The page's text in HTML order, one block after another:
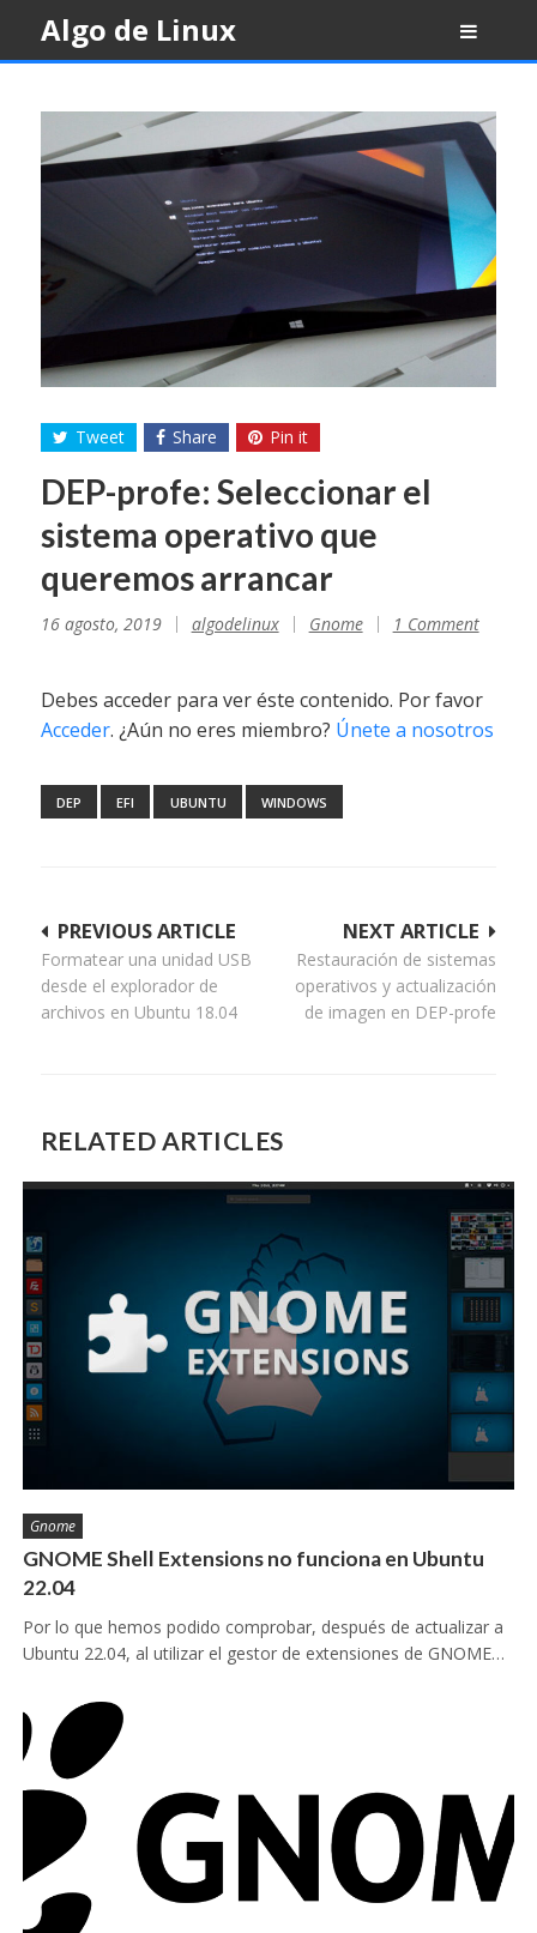
content
Algo de Linux
Tweet Share Pin it
DEP-profe: Seleccionar el
sistema operativo que
queremos arrancar
16 agosto, 2019 algodelinux Gnome 1 Comment
Debes acceder para ver éste contenido. Por favor
Acceder. ¿Aún no eres miembro? Únete a nosotros
DEP EFI UBUNTU WINDOWS
Navegación
de
entradas
NEXT ARTICLE
Restauración de sistemas
operativos y actualización
de imagen en DEP-profe
PREVIOUS ARTICLE
Formatear una unidad USB
desde el explorador de
archivos en Ubuntu 18.04
RELATED ARTICLES
Gnome
GNOME Shell Extensions no funciona en Ubuntu
22.04
Por lo que hemos podido comprobar, después de actualizar a
Ubuntu 22.04, al utilizar el gestor de extensiones de GNOME…